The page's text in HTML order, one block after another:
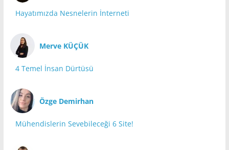
Hayatımızda Nesnelerin İnterneti
Merve KÜÇÜK
4 Temel İnsan Dürtüsü
Özge Demirhan
Mühendislerin Sevebileceği 6 Site!